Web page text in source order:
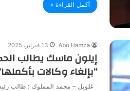
أكمل القراءة »
Abo Hamza 13 فبراير، 2025
إيلون ماسك يطالب
“بإلغاء وكالات
غلوبل – محمد المملوك : طالب